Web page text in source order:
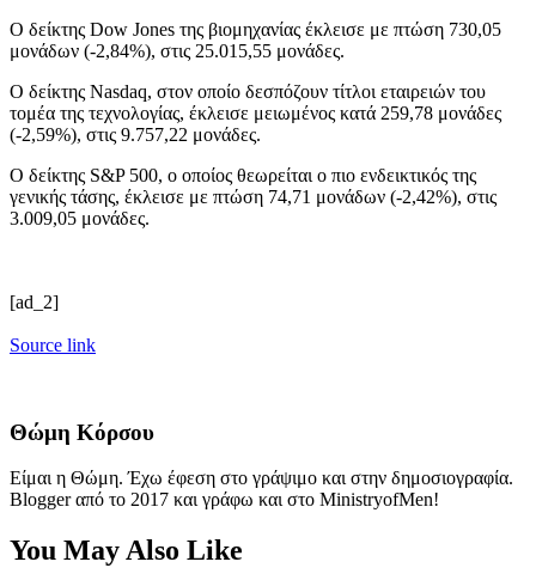
Ο δείκτης Dow Jones της βιομηχανίας έκλεισε με πτώση 730,05
μονάδων (-2,84%), στις 25.015,55 μονάδες.
Ο δείκτης Nasdaq, στον οποίο δεσπόζουν τίτλοι εταιρειών του
τομέα της τεχνολογίας, έκλεισε μειωμένος κατά 259,78 μονάδες
(-2,59%), στις 9.757,22 μονάδες.
Ο δείκτης S&P 500, ο οποίος θεωρείται ο πιο ενδεικτικός της
γενικής τάσης, έκλεισε με πτώση 74,71 μονάδων (-2,42%), στις
3.009,05 μονάδες.
[ad_2]
Source link
Θώμη Κόρσου
Είμαι η Θώμη. Έχω έφεση στο γράψιμο και στην δημοσιογραφία.
Blogger από το 2017 και γράφω και στο MinistryofMen!
You May Also Like